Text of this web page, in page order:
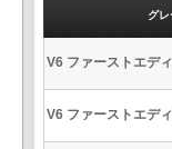
グレ
V6 ファーストエデ
V6 ファーストエデ